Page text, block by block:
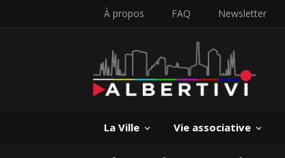
À propos FAQ Newsletter
La Ville Vie associative